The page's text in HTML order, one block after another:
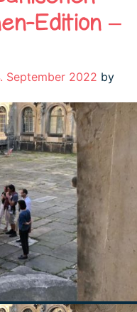
Edition –
September 2022 by